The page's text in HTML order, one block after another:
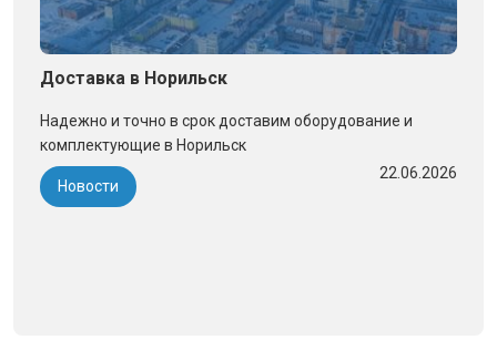
Доставка в Норильск
Надежно и точно в срок доставим оборудование и
комплектующие в Норильск
Новости
22.06.2026